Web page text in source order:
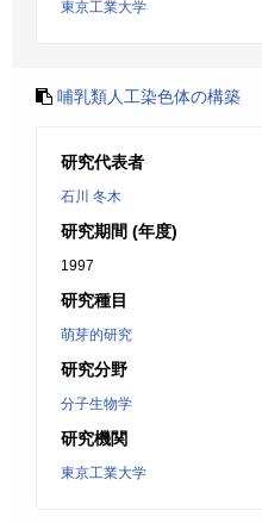
東京工業大学
哺乳類人工染色体の構築
研究代表者
石川 冬木
研究期間 (年度)
1997
研究種目
萌芽的研究
研究分野
分子生物学
研究機関
東京工業大学